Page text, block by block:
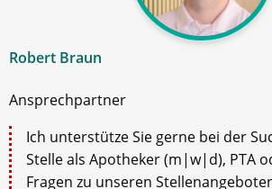
Robert Braun
Ansprechpartner
Ich unterstütze Sie gerne bei der
Stelle als Apotheker (m|w|d), PTA
Fragen zu unseren